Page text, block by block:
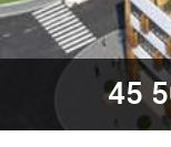
45